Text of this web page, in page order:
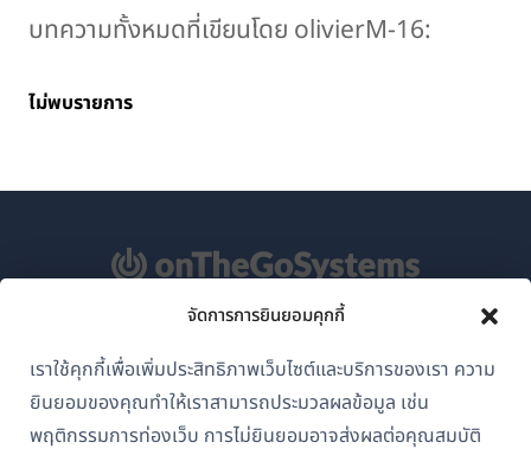
จัดการการยินยอมคุกกี้
เราใช้คุกกี้เพื่อเพิ่มประสิทธิภาพเว็บไซต์และบริการของเรา ความ
ยินยอมของคุณทำให้เราสามารถประมวลผลข้อมูล เช่น
พฤติกรรมการท่องเว็บ การไม่ยินยอมอาจส่งผลต่อคุณสมบัติ
บทความทั้งหมดที่เขียนโดย olivierM-16:
ไม่พบรายการ
GDPR และนโยบายความเป็นส่วนตัว
เข้าร่วมทีมของเรา(เปิด